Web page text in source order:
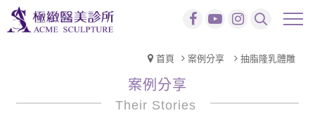
首頁 案例分享 抽脂隆乳體雕
案例分享
Their Stories